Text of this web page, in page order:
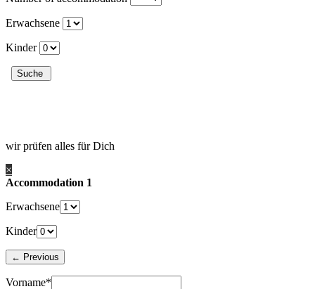
Erwachsene
Kinder
wir prüfen alles für Dich
×
Accommodation 1
Erwachsene
Kinder
Vorname*